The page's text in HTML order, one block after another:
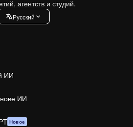
агентств и студий.
Pусский
ИИ
ИИ
Новое